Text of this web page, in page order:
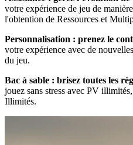
votre expérience de jeu de
l'obtention de Ressources et
Personnalisation : prenez le
votre expérience avec de
du jeu.
Bac à sable : brisez toutes les
jouez sans stress avec PV
Illimités.